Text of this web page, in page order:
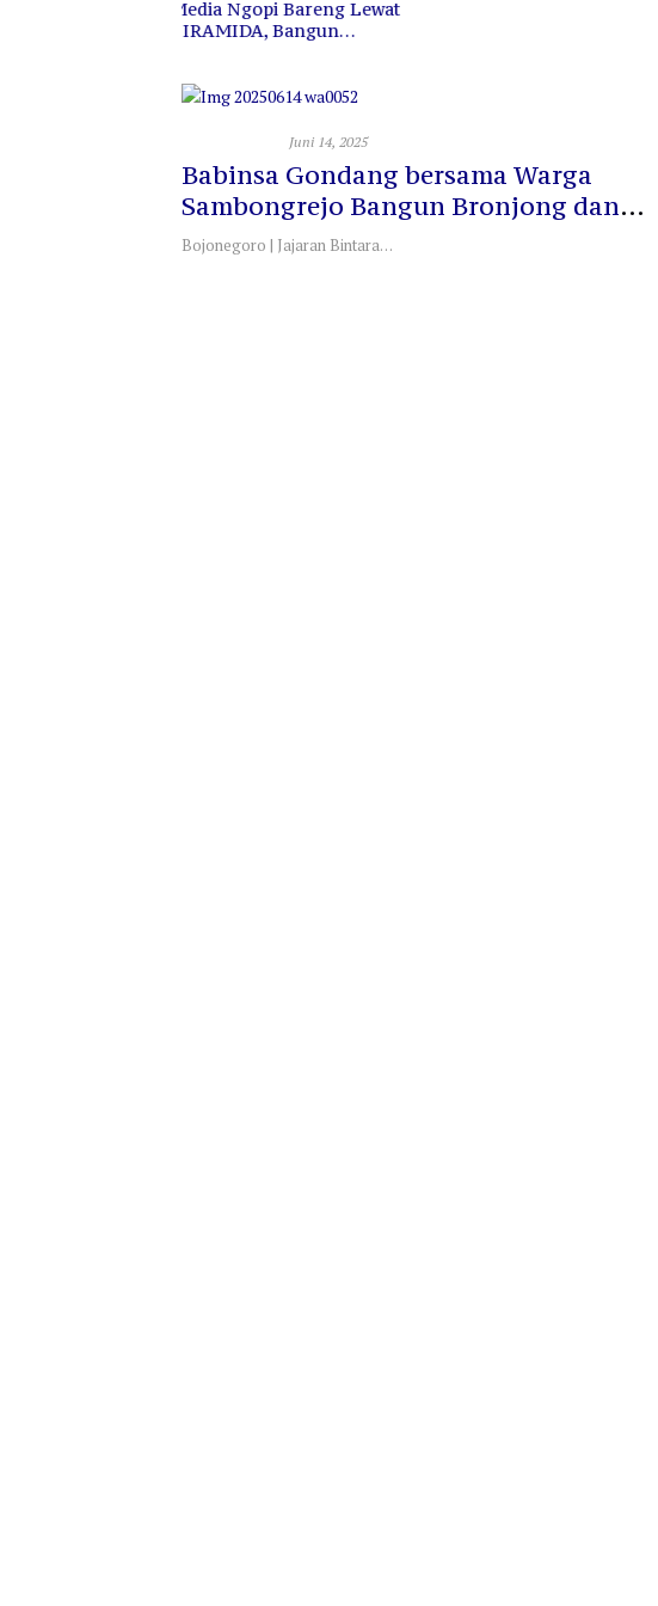
Juni 14, 2025
Babinsa Gondang bersama Warga
Sambongrejo Bangun Bronjong dan
Jalan Makadam
Bojonegoro | Jajaran Bintara…